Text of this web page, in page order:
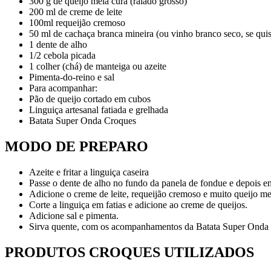
200 ml de creme de leite
100ml requeijão cremoso
50 ml de cachaça branca mineira (ou vinho branco seco, se
1 dente de alho
1/2 cebola picada
1 colher (chá) de manteiga ou azeite
Pimenta-do-reino e sal
Para acompanhar:
Pão de queijo cortado em cubos
Linguiça artesanal fatiada e grelhada
Batata Super Onda Croques
MODO DE PREPARO
Azeite e fritar a linguiça caseira
Passe o dente de alho no fundo da panela de fondue e depois
Adicione o creme de leite, requeijão cremoso e muito queijo
Corte a linguiça em fatias e adicione ao creme de queijos.
Adicione sal e pimenta.
Sirva quente, com os acompanhamentos da Batata Super
PRODUTOS CROQUES UTILIZADOS